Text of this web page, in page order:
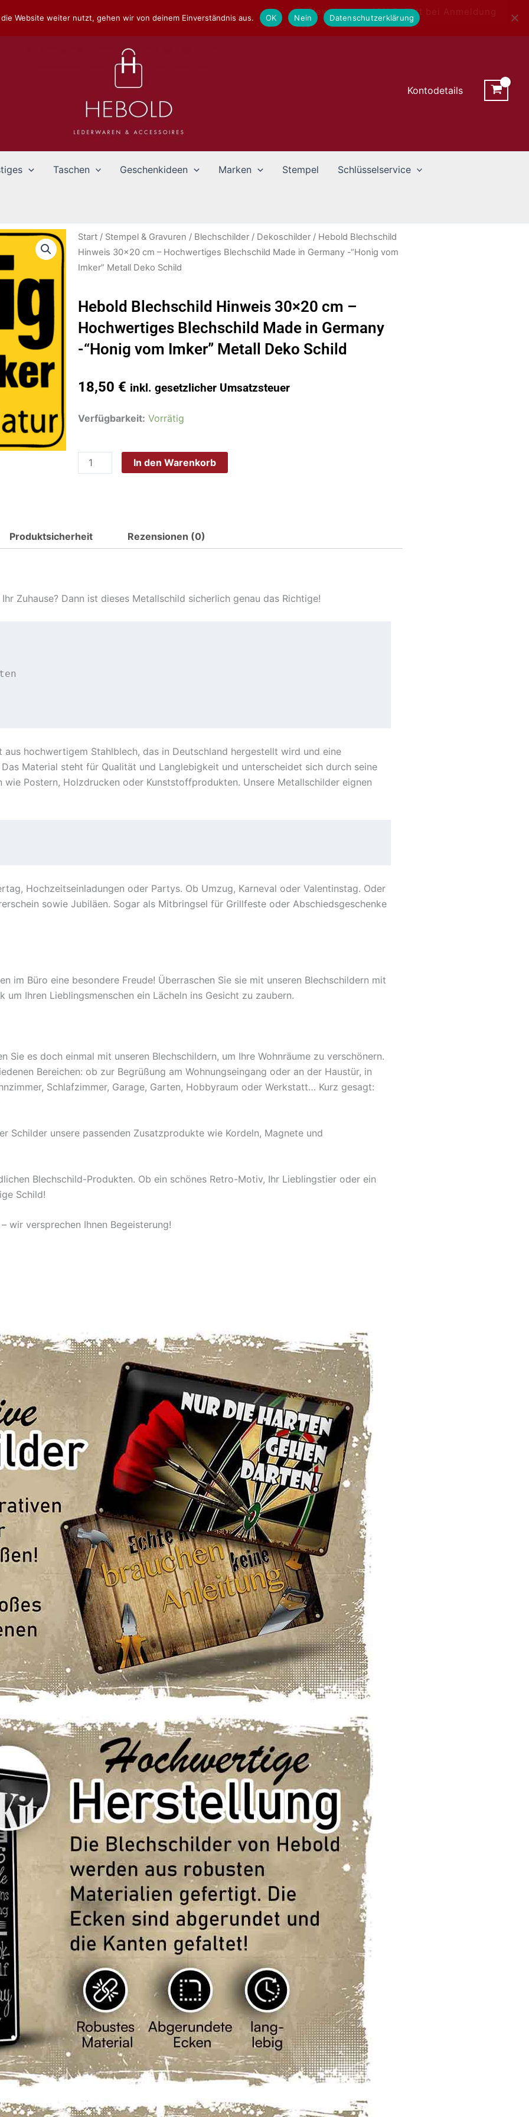
Newsletter - 10% Rabatt bei Anmeldung
Kontodetails
Taschen Geschenkideen Marken Stempel Schlüsselservice
Start / Stempel & Gravuren / Blechschilder / Dekoschilder / Hebold Blechschild
Hinweis 30×20 cm – Hochwertiges Blechschild Made in Germany -“Honig vom
Imker” Metall Deko Schild
Hebold Blechschild Hinweis 30×20 cm –
Hochwertiges Blechschild Made in Germany
-“Honig vom Imker” Metall Deko Schild
18,50 € inkl. gesetzlicher Umsatzsteuer
Verfügbarkeit: Vorrätig
Hebold
30x20
Made
"Honig
In den Warenkorb
Produktsicherheit Rezensionen (0)
Zuhause? Dann ist dieses Metallschild sicherlich genau das Richtige!
hochwertigem Stahlblech, das in Deutschland hergestellt wird und eine
Material steht für Qualität und Langlebigkeit und unterscheidet sich durch seine
Postern, Holzdrucken oder Kunststoffprodukten. Unsere Metallschilder eignen
Hochzeitseinladungen oder Partys. Ob Umzug, Karneval oder Valentinstag. Oder
sowie Jubiläen. Sogar als Mitbringsel für Grillfeste oder Abschiedsgeschenke
im Büro eine besondere Freude! Überraschen Sie sie mit unseren Blechschildern mit
Ihren Lieblingsmenschen ein Lächeln ins Gesicht zu zaubern.
Sie es doch einmal mit unseren Blechschildern, um Ihre Wohnräume zu verschönern.
Bereichen: ob zur Begrüßung am Wohnungseingang oder an der Haustür, in
Schlafzimmer, Garage, Garten, Hobbyraum oder Werkstatt… Kurz gesagt:
Schilder unsere passenden Zusatzprodukte wie Kordeln, Magnete und
Blechschild-Produkten. Ob ein schönes Retro-Motiv, Ihr Lieblingstier oder ein
Schild!
wir versprechen Ihnen Begeisterung!
die Website weiter nutzt, gehen wir von deinem Einverständnis aus. OK Nein Datenschutzerklärung